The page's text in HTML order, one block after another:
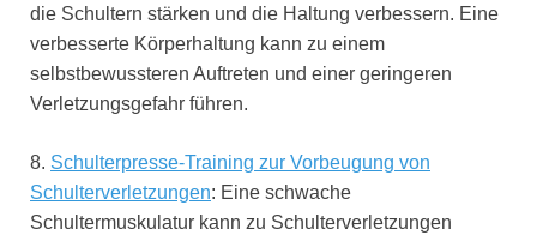
die Schultern stärken und die Haltung verbessern. Eine
verbesserte Körperhaltung kann zu einem
selbstbewussteren Auftreten und einer geringeren
Verletzungsgefahr führen.
8. Schulterpresse-Training zur Vorbeugung von
Schulterverletzungen: Eine schwache
Schultermuskulatur kann zu Schulterverletzungen